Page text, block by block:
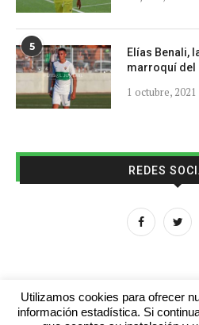
5
Elías Benali,
marroquí del
1 octubre, 2021
REDES
Utilizamos cookies para ofrecer
información estadística. Si